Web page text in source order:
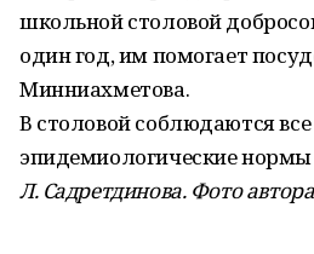
школьной столовой
один год, им помогает
Минниахметова.
В столовой соблюдаются
эпидемиологические нормы
Л. Садретдинова. Фото